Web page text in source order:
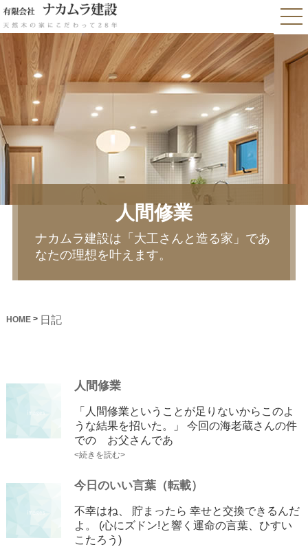
人間修業
ナカムラ建設は「大工さんと造る家」であ
なたの理想を叶えます。
HOME> 日記
人間修業
「人間修業ということが足りないからこのよ
うな結果を招いた。」 今回の海老蔵さんの件
での お父さんであ
<続きを読む>
今日のいい言葉（転載）
不幸はね、 貯まったら 幸せと交換できるんだ
よ。 (心にズドン!と響く運命の言葉、ひすい
こたろう)